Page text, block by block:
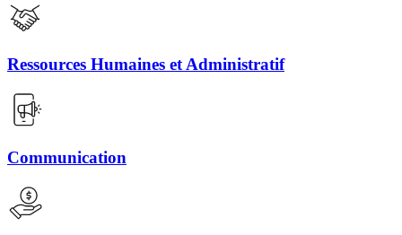
Ressources Humaines et Administratif
Communication